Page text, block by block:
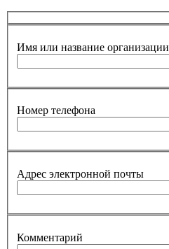
Имя или название организации
Номер телефона
Адрес электронной почты
Комментарий